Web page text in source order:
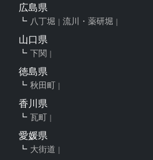
広島県
八丁堀 流川・薬研堀
山口県
下関
徳島県
秋田町
香川県
瓦町
愛媛県
大街道